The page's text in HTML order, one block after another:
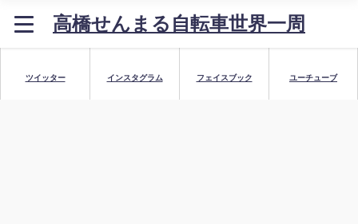
高橋せんまる自転車世界一周
ツイッター インスタグラム フェイスブック ユーチューブ